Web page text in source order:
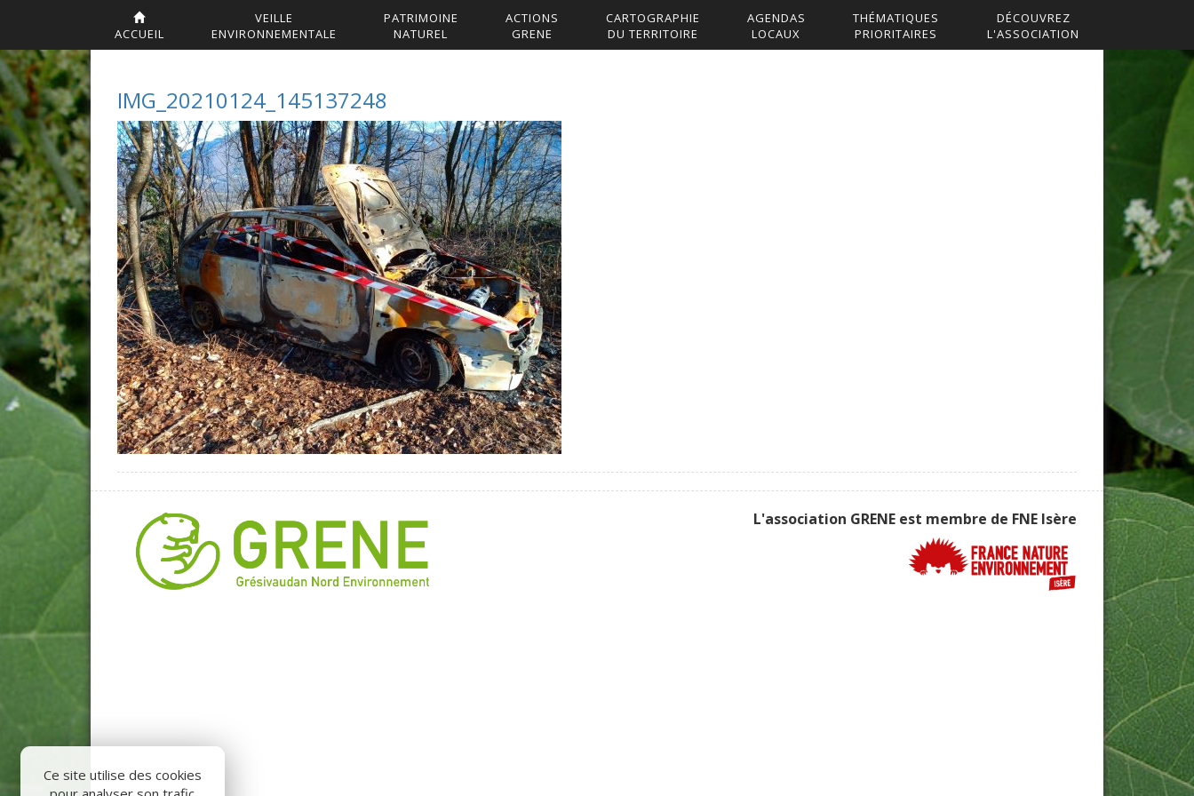
ACCUEIL
VEILLE
ENVIRONNEMENTALE
PATRIMOINE
NATUREL
ACTIONS
GRENE
CARTOGRAPHIE
DU TERRITOIRE
AGENDAS
LOCAUX
THÉMATIQUES
PRIORITAIRES
DÉCOUVREZ
L'ASSOCIATION
IMG_20210124_145137248
L'association GRENE est membre de FNE Isère
Ce site utilise des cookies